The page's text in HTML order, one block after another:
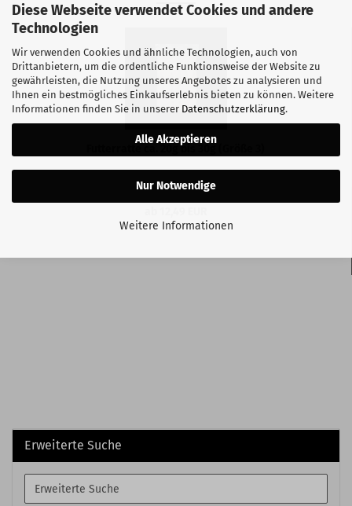
Diese Webseite verwendet Cookies und andere
Technologien
Wir verwenden Cookies und ähnliche Technologien, auch von
Drittanbietern, um die ordentliche Funktionsweise der Website zu
gewährleisten, die Nutzung unseres Angebotes zu analysieren und
Ihnen ein bestmögliches Einkaufserlebnis bieten zu können. Weitere
Informationen finden Sie in unserer Datenschutzerklärung.
Alle Akzeptieren
Nur Notwendige
Weitere Informationen
Futterratte ca. 20g bis 30g (Größe 3)
Erweiterte Suche
Erweiterte
Suche